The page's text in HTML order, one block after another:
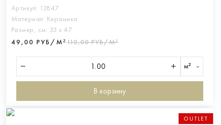
Артикул: 12847
Материал: Керамика
Размер, см: 33 х 47
49,00 РУБ/М²110,00 РУБ/М²
м²
В корзину
OUTLET